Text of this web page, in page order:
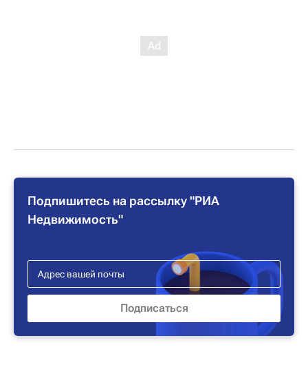
Подпишитесь на рассылку "РИА
Недвижимость"